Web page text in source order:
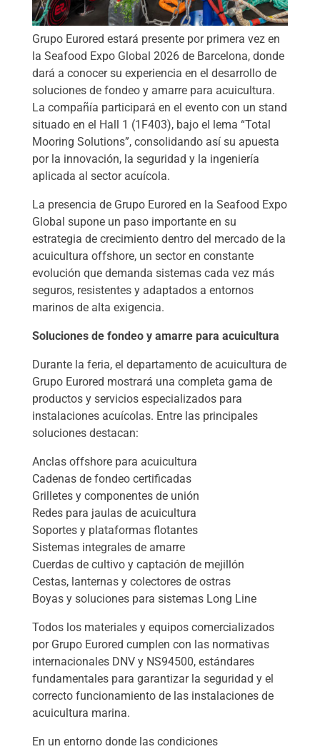
Grupo Eurored estará presente por primera vez en
la Seafood Expo Global 2026 de Barcelona, donde
dará a conocer su experiencia en el desarrollo de
soluciones de fondeo y amarre para acuicultura.
La compañía participará en el evento con un stand
situado en el Hall 1 (1F403), bajo el lema “Total
Mooring Solutions”, consolidando así su apuesta
por la innovación, la seguridad y la ingeniería
aplicada al sector acuícola.
La presencia de Grupo Eurored en la Seafood Expo
Global supone un paso importante en su
estrategia de crecimiento dentro del mercado de la
acuicultura offshore, un sector en constante
evolución que demanda sistemas cada vez más
seguros, resistentes y adaptados a entornos
marinos de alta exigencia.
Soluciones de fondeo y amarre para acuicultura
Durante la feria, el departamento de acuicultura de
Grupo Eurored mostrará una completa gama de
productos y servicios especializados para
instalaciones acuícolas. Entre las principales
soluciones destacan:
Anclas offshore para acuicultura
Cadenas de fondeo certificadas
Grilletes y componentes de unión
Redes para jaulas de acuicultura
Soportes y plataformas flotantes
Sistemas integrales de amarre
Cuerdas de cultivo y captación de mejillón
Cestas, lanternas y colectores de ostras
Boyas y soluciones para sistemas Long Line
Todos los materiales y equipos comercializados
por Grupo Eurored cumplen con las normativas
internacionales DNV y NS94500, estándares
fundamentales para garantizar la seguridad y el
correcto funcionamiento de las instalaciones de
acuicultura marina.
En un entorno donde las condiciones